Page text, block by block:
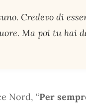
Credevo di
Ma poi tu hai
Nord, “Per